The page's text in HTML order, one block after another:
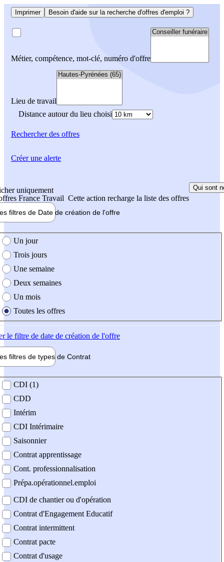
Imprimer Besoin d'aide sur la recherche d'offres d'emploi ?
Métier, compétence, mot-clé, numéro d'offre
Lieu de travail
Distance autour du lieu choisi
Rechercherdes offres
uniquement
France Travail Cette action recharge la liste des offres
Qui sont
filtres de Date de création de l'offre
création de l'offre
Un jour
Trois jours
Une semaine
Deux semaines
Un mois
Toutes les offres
le filtre de date de création de l'offre
filtres de types de Contrat
contrat
CDI (1)
CDD
Intérim
CDI Intérimaire
Saisonnier
Contrat apprentissage
Cont. professionnalisation
Prépa.opérationnel.emploi
CDI de chantier ou d'opération
Contrat d'Engagement Educatif
Contrat intermittent
Contrat pacte
Contrat d'usage
Créer une alerte